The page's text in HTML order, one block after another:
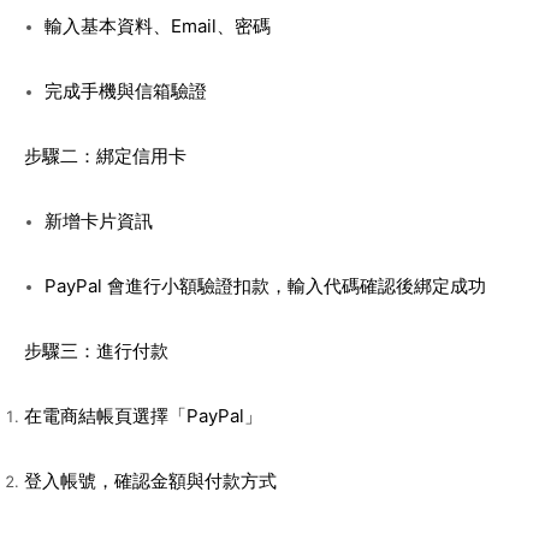
輸入基本資料、Email、密碼
完成手機與信箱驗證
步驟二：綁定信用卡
新增卡片資訊
PayPal 會進行小額驗證扣款，輸入代碼確認後綁定成功
步驟三：進行付款
在電商結帳頁選擇「PayPal」
登入帳號，確認金額與付款方式